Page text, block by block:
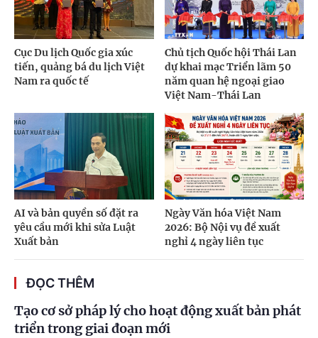
Cục Du lịch Quốc gia xúc
tiến, quảng bá du lịch Việt
Nam ra quốc tế
Chủ tịch Quốc hội Thái Lan
dự khai mạc Triển lãm 50
năm quan hệ ngoại giao
Việt Nam-Thái Lan
AI và bản quyền số đặt ra
yêu cầu mới khi sửa Luật
Xuất bản
Ngày Văn hóa Việt Nam
2026: Bộ Nội vụ đề xuất
nghỉ 4 ngày liên tục
ĐỌC THÊM
Tạo cơ sở pháp lý cho hoạt động xuất bản phát
triển trong giai đoạn mới